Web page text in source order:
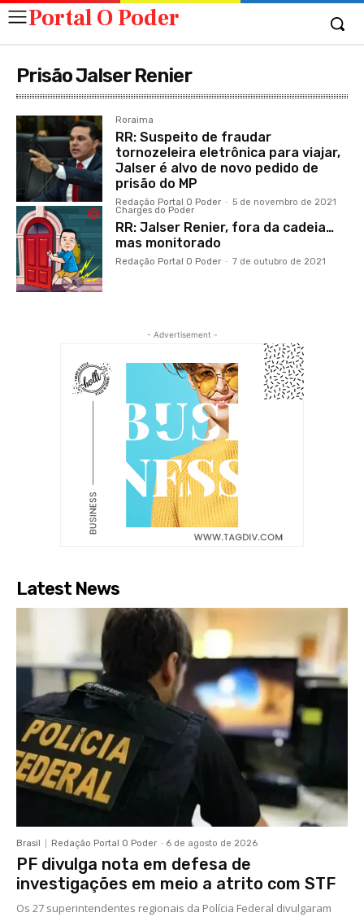
Portal O Poder
Prisão Jalser Renier
Roraima
RR: Suspeito de fraudar
tornozeleira eletrônica para viajar,
Jalser é alvo de novo pedido de
prisão do MP
Redação Portal O Poder - 5 de novembro de 2021
Charges do Poder
RR: Jalser Renier, fora da cadeia…
mas monitorado
Redação Portal O Poder - 7 de outubro de 2021
- Advertisement -
Latest News
Brasil Redação Portal O Poder - 6 de agosto de 2026
PF divulga nota em defesa de
investigações em meio a atrito com STF
Os 27 superintendentes regionais da Polícia Federal divulgaram